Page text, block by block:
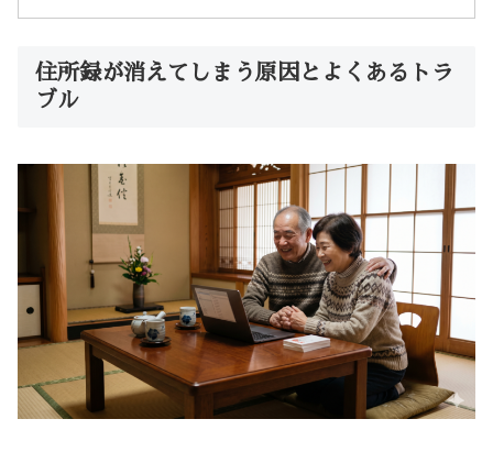
住所録が消えてしまう原因とよくあるトラ
ブル